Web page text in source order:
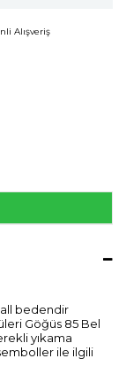
Alışveriş
bedendir
Göğüs 85 Bel
yıkama
ile ilgili